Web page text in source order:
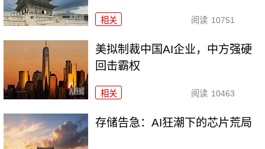
相关 阅读 10751
美拟制裁中国AI企业，中方强硬
回击霸权
相关 阅读 10463
存储告急：AI狂潮下的芯片荒局